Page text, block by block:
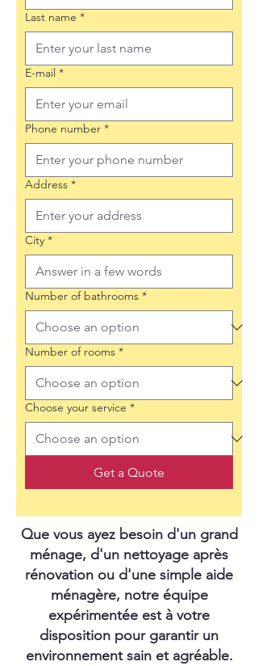
Last name *
E-mail *
Phone number *
Address *
City *
Number of bathrooms *
Number of rooms *
Choose your service *
Get a Quote
Que vous ayez besoin d'un grand
ménage, d'un nettoyage après
rénovation ou d'une simple aide
ménagère, notre équipe
expérimentée est à votre
disposition pour garantir un
environnement sain et agréable.